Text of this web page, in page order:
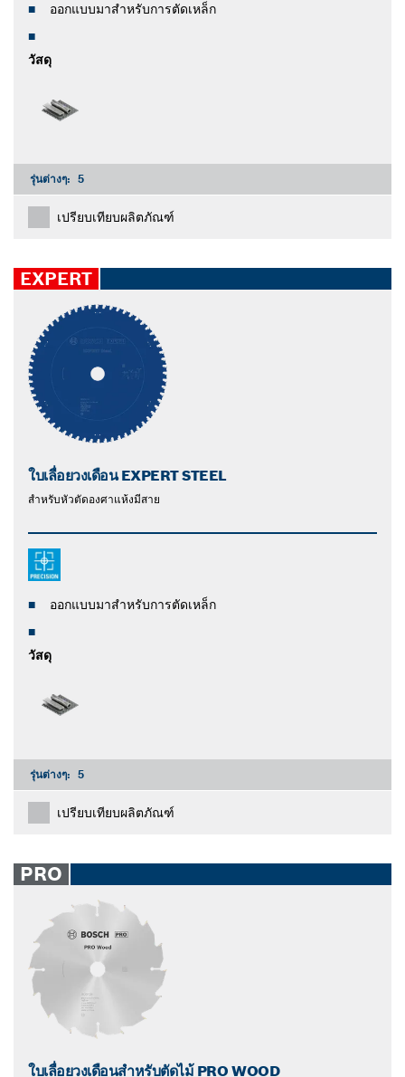
ออกแบบมาสำหรับการตัดเหล็ก
วัสดุ
รุ่นต่างๆ: 5
เปรียบเทียบผลิตภัณฑ์
EXPERT
ใบเลื่อยวงเดือน EXPERT STEEL
สําหรับหัวตัดองศาแห้งมีสาย
ออกแบบมาสำหรับการตัดเหล็ก
วัสดุ
รุ่นต่างๆ: 5
เปรียบเทียบผลิตภัณฑ์
PRO
ใบเลื่อยวงเดือนสำหรับตัดไม้ PRO WOOD